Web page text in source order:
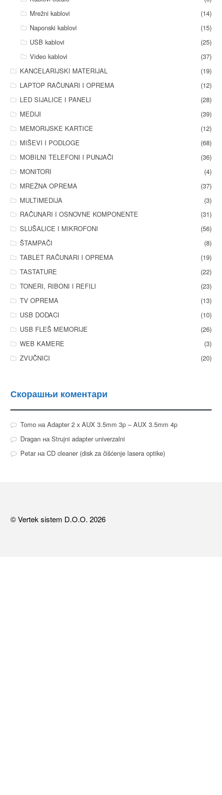
Mrežni kablovi
(14)
Naponski kablovi
(15)
USB kablovi
(25)
Video kablovi
(37)
KANCELARIJSKI MATERIJAL
(19)
LAPTOP RAČUNARI I OPREMA
(12)
LED SIJALICE I PANELI
(28)
MEDIJI
(39)
MEMORIJSKE KARTICE
(12)
MIŠEVI I PODLOGE
(68)
MOBILNI TELEFONI I PUNJAČI
(36)
MONITORI
(4)
MREŽNA OPREMA
(37)
MULTIMEDIJA
(3)
RAČUNARI I OSNOVNE KOMPONENTE
(31)
SLUŠALICE I MIKROFONI
(56)
ŠTAMPAČI
(8)
TABLET RAČUNARI I OPREMA
(19)
TASTATURE
(22)
TONERI, RIBONI I REFILI
(23)
TV OPREMA
(13)
USB DODACI
(10)
USB FLEŠ MEMORIJE
(26)
WEB KAMERE
(3)
ZVUČNICI
(20)
Скорашњи коментари
TomoнаAdapter 2 x AUX 3.5mm 3p – AUX 3.5mm 4p
DraganнаStrujni adapter univerzalni
PetarнаCD cleaner (disk za čišćenje lasera optike)
© Vertek sistem D.O.O. 2026